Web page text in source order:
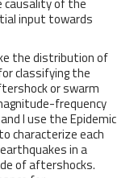
causality of the
input towards
the distribution of
classifying the
or swarm
frequency
I use the Epidemic
characterize each
in a
of aftershocks.